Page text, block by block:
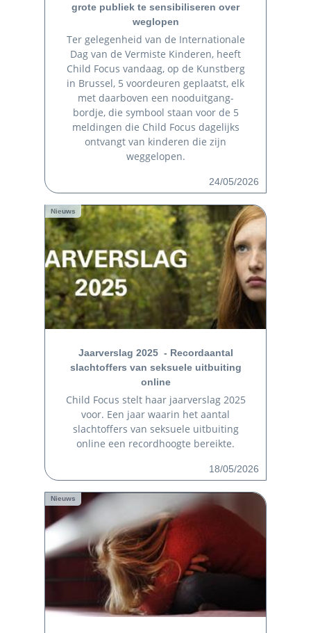
grote publiek te sensibiliseren over
weglopen
Ter gelegenheid van de Internationale
Dag van de Vermiste Kinderen, heeft
Child Focus vandaag, op de Kunstberg
in Brussel, 5 voordeuren geplaatst, elk
met daarboven een nooduitgang-
bordje, die symbool staan voor de 5
meldingen die Child Focus dagelijks
ontvangt van kinderen die zijn
weggelopen.
24/05/2026
Nieuws
Jaarverslag 2025 - Recordaantal
slachtoffers van seksuele uitbuiting
online
Child Focus stelt haar jaarverslag 2025
voor. Een jaar waarin het aantal
slachtoffers van seksuele uitbuiting
online een recordhoogte bereikte.
18/05/2026
Nieuws